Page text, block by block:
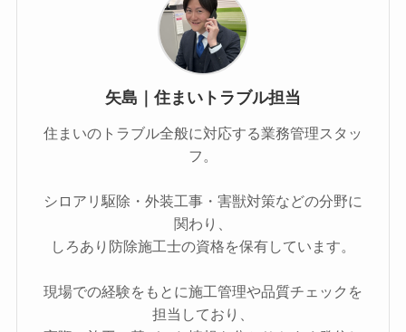
矢島｜住まいトラブル担当
住まいのトラブル全般に対応する業務管理スタッ
フ。
シロアリ駆除・外装工事・害獣対策などの分野に
関わり、
しろあり防除施工士の資格を保有しています。
現場での経験をもとに施工管理や品質チェックを
担当しており、